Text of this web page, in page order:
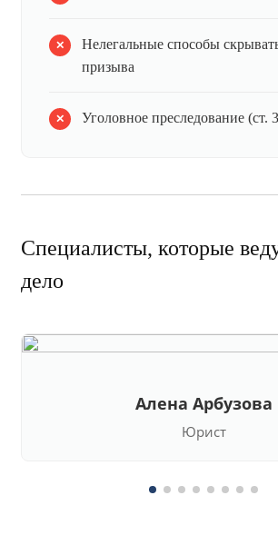
Нелегальные способы
призыва
Уголовное преследование
Специалисты, которые
дело
Алена Арбузова
Юрист